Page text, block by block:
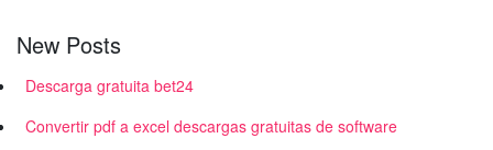
New Posts
Descarga gratuita bet24
Convertir pdf a excel descargas gratuitas de software